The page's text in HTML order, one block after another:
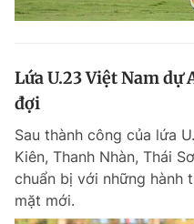
Lứa U.23 Việt Nam dự
đợi
Sau thành công của lứa
Kiên, Thanh Nhàn, Thái
chuẩn bị với những hành
mặt mới.